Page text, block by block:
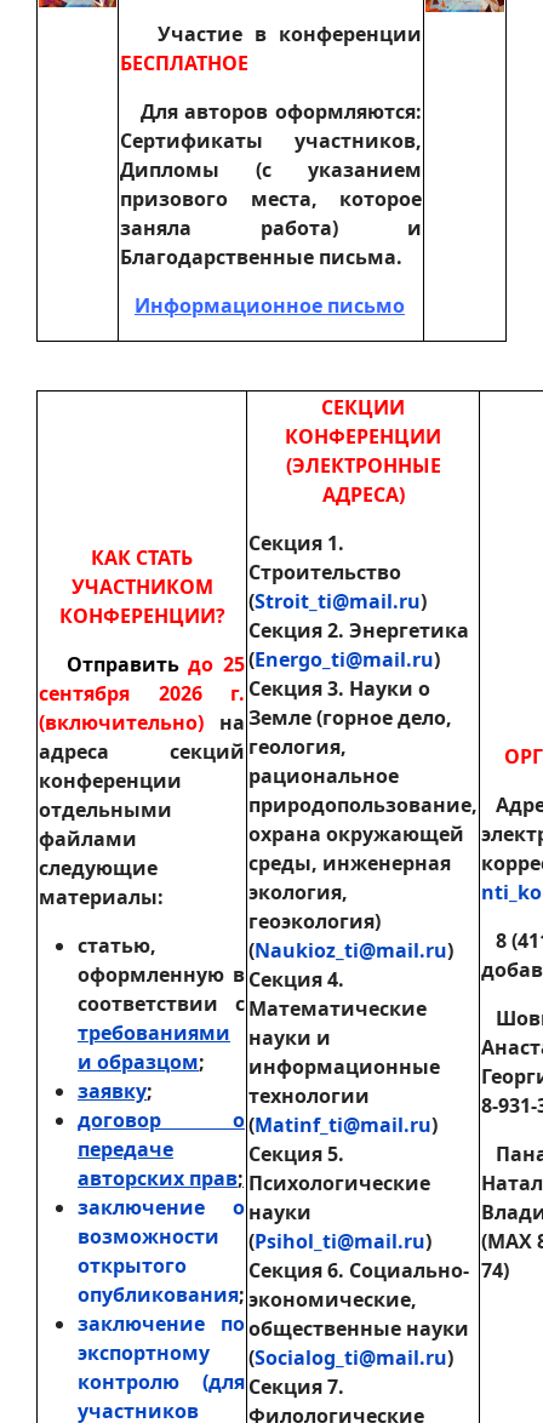
Участие в конференции
БЕСПЛАТНОЕ
Для авторов оформляются:
Сертификаты участников,
Дипломы (с указанием
призового места, которое
заняла работа) и
Благодарственные письма.
Информационное письмо
КАК СТАТЬ
УЧАСТНИКОМ
КОНФЕРЕНЦИИ?
Отправитьдо 25
сентября 2026 г.
(включительно) на
адреса секций
конференции
отдельными
файлами
следующие
материалы:
статью,
оформленную в
соответствии с
требованиями
и образцом;
заявку;
договор о
передаче
авторских прав;
заключение о
возможности
открытого
опубликования;
заключение по
экспортному
контролю (для
участников
СЕКЦИИ
КОНФЕРЕНЦИИ
(ЭЛЕКТРОННЫЕ
АДРЕСА)
Секция 1.
Строительство
(Stroit_ti@mail.ru)
Секция 2. Энергетика
(Energo_ti@mail.ru)
Секция 3. Науки о
Земле (горное дело,
геология,
рациональное
природопользование,
охрана окружающей
среды, инженерная
экология,
геоэкология)
(Naukioz_ti@mail.ru)
Секция 4.
Математические
науки и
информационные
технологии
(Matinf_ti@mail.ru)
Секция 5.
Психологические
науки
(Psihol_ti@mail.ru)
Секция 6. Социально-
экономические,
общественные науки
(Socialog_ti@mail.ru)
Секция 7.
Филологические
8
8-931-
(МАХ
74)